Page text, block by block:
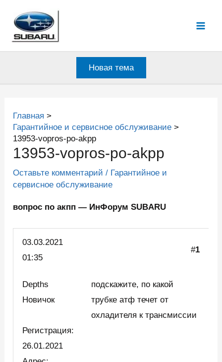
содержимому
Новая тема
Главная
Гарантийное и сервисное обслуживание
13953-vopros-po-akpp
13953-vopros-po-akpp
Оставьте комментарий / Гарантийное и
сервисное обслуживание
вопрос по акпп — ИнФорум SUBARU
03.03.2021
01:35
#1
Depths
Новичок
Регистрация:
26.01.2021
подскажите, по какой
трубке атф течет от
охладителя к трансмиссии